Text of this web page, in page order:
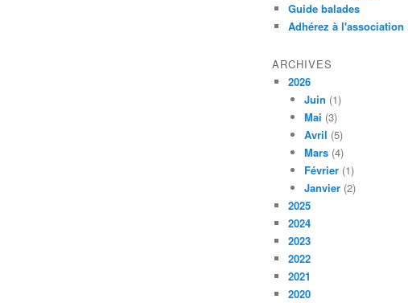
Guide balades
Adhérez à l'association
ARCHIVES
2026
Juin (1)
Mai (3)
Avril (5)
Mars (4)
Février (1)
Janvier (2)
2025
2024
2023
2022
2021
2020